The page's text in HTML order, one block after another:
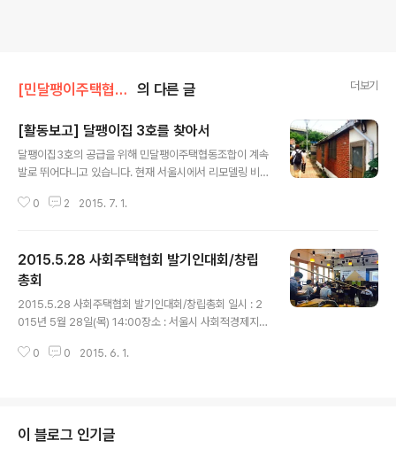
[민달팽이주택협동조합]/* 활동보고 의 다른 글 더보기
[활동보고] 달팽이집 3호를 찾아서
달팽이집3호의 공급을 위해 민달팽이주택협동조합이 계속
발로 뛰어다니고 있습니다. 현재 서울시에서 리모델링 비
있는 ‘빈집살리기 프로젝트’의 시행 사업체로 선정되어 있
이집으로 사업 가능성이 있는 집이라면 어디든 돌아보고
있습니다.지난 5월에는 마포구, 서촌 등을 돌아다녔고, 이
번 6월에는 지하철 3호선 라인을 중심으로 재개발 구역을
제외한 홍제동, 남가좌동, 홍은동 일대를 답사하였습니다.
또, 최근에는 민달팽이주택협동조합의 소문을 듣고 먼저
사업을 제안해 오시거나 지인들에게 소개 받은 집주인 분
0 2 2015. 7. 1.
2015.5.28 사회주택협회 발기인대회/창립
총회
2015.5.28 사회주택협회 발기인대회/창립총회 일시 : 2
015년 5월 28일(목) 14:00장소 : 서울시 사회적경제지원
를 갖고 본격적으로 발족했습니다. 사회주택협회는 사회주
으로 재직중이신 유영우 이사장님의 사회로 시작되었습니
다. 다음으로 회원사들의 사회주택 사례 6가지가 발표되었
0 0 2015. 6. 1.
이 블로그 인기글